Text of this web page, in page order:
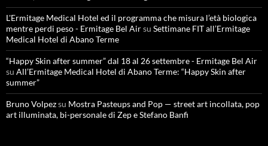
L'Ermitage Medical Hotel ed il programma che misura l’età biologica
mentre perdi peso - Ermitage Bel Airsu Settimane FIT all’Ermitage
Medical Hotel di Abano Terme
“Happy Skin after summer” dal 18 al 26 settembre - Ermitage Bel Air
su All’Ermitage Medical Hotel di Abano Terme: “Happy Skin after
summer”
Bruno Volpezsu Mostra Pasteups and Pop — street art incollata, pop
art illuminata, bi-personale di Zep e Stefano Banfi